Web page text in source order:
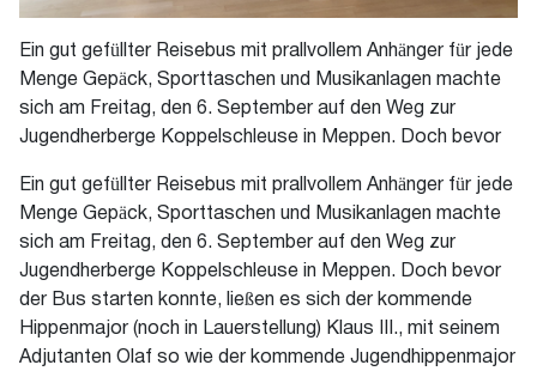
Ein gut gefüllter Reisebus mit prallvollem Anhänger für jede
Menge Gepäck, Sporttaschen und Musikanlagen machte
sich am Freitag, den 6. September auf den Weg zur
Jugendherberge Koppelschleuse in Meppen. Doch bevor
Ein gut gefüllter Reisebus mit prallvollem Anhänger für jede
Menge Gepäck, Sporttaschen und Musikanlagen machte
sich am Freitag, den 6. September auf den Weg zur
Jugendherberge Koppelschleuse in Meppen. Doch bevor
der Bus starten konnte, ließen es sich der kommende
Hippenmajor (noch in Lauerstellung) Klaus III., mit seinem
Adjutanten Olaf so wie der kommende Jugendhippenmajor